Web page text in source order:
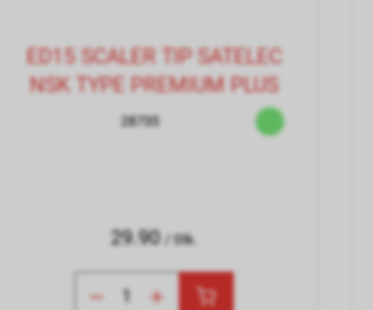
ED15 SCALER TIP SATELEC
NSK TYPE PREMIUM PLUS
28735
29.90 / Stk.